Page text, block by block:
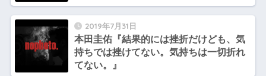
2019年7月31日
本田圭佑『結果的には挫折だけども、気
持ちでは挫けてない。気持ちは一切折れ
てない。』